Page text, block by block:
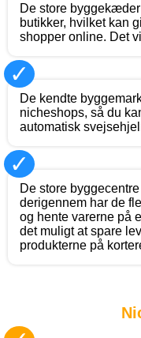
De store
butikker, hvilket kan
shopper online. Det
✓
De kendte
nicheshops, så du
automatisk
✓
De store
derigennem har de
og hente varerne på
det muligt at spare
produkterne på